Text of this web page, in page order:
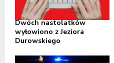
Dwóch nastolatków
wyłowiono z Jeziora
Durowskiego